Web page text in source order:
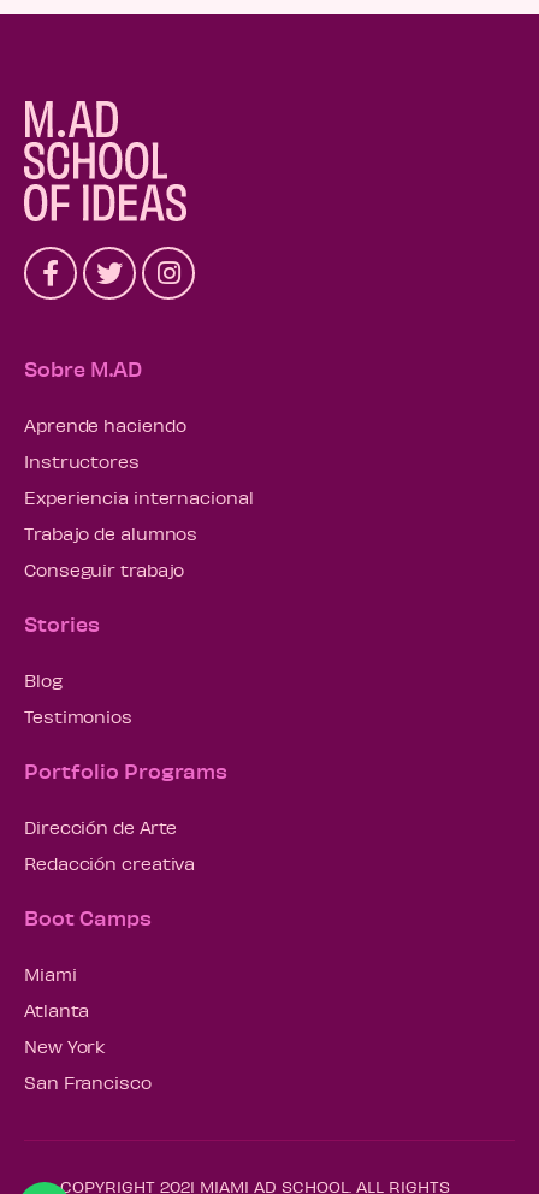
Sobre M.AD
Aprende haciendo
Instructores
Experiencia internacional
Trabajo de alumnos
Conseguir trabajo
Stories
Blog
Testimonios
Portfolio Programs
Dirección de Arte
Redacción creativa
Boot Camps
Miami
Atlanta
New York
San Francisco
COPYRIGHT 2021 MIAMI AD SCHOOL. ALL RIGHTS